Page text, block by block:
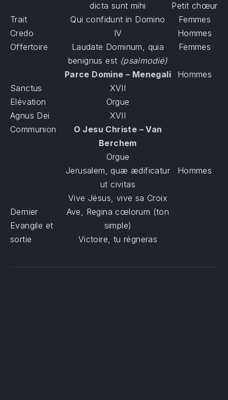
dicta sunt mihi
Petit chœur
Trait
Qui confidunt in Domino
Femmes
Credo
IV
Hommes
Offertoire
Laudate Dominum, quia
benignus est (psalmodié)
Femmes
Parce Domine – Menegali
Hommes
Sanctus
XVII
Elévation
Orgue
Agnus Dei
XVII
Communion
O Jesu Christe – Van
Berchem
Orgue
Jerusalem, quæ ædificatur
ut civitas
Hommes
Vive Jésus, vive sa Croix
Dernier
Evangile et
sortie
Ave, Regina cœlorum (ton
simple)
Victoire, tu régneras
PREVIOUS